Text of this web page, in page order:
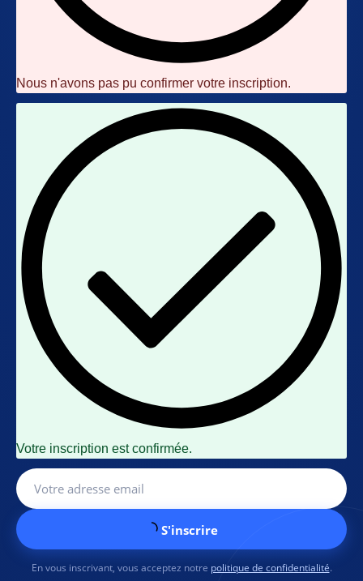
Nous n'avons pas pu confirmer votre inscription.
Votre inscription est confirmée.
S'inscrire
En vous inscrivant, vous acceptez notre politique de confidentialité.